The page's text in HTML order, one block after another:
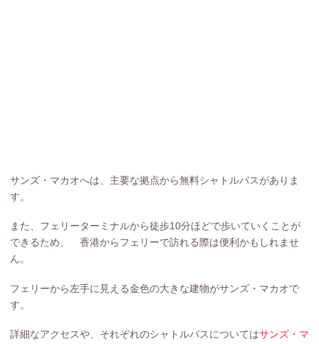
サンズ・マカオへは、主要な拠点から無料シャトルバスがありま
す。
また、フェリーターミナルから徒歩10分ほどで歩いていくことが
できるため、 香港からフェリーで訪れる際は便利かもしれませ
ん。
フェリーから左手に見える金色の大きな建物がサンズ・マカオで
す。
詳細なアクセスや、それぞれのシャトルバスについてはサンズ・マ